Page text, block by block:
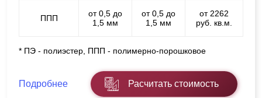
ППП
от 0,5 до
1,5 мм
от 0,5 до
1,5 мм
от 2262
руб. кв.м.
* ПЭ - полиэстер, ППП - полимерно-порошковое
Подробнее Расчитать стоимость